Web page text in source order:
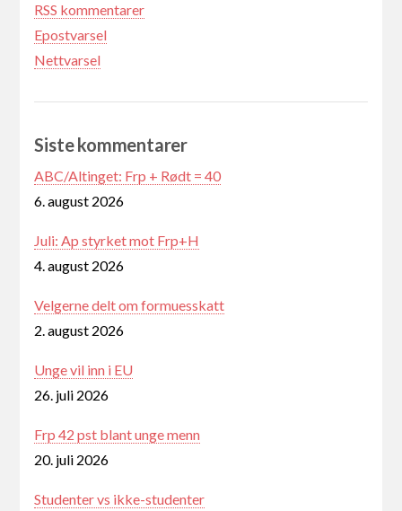
RSS kommentarer
Epostvarsel
Nettvarsel
Siste kommentarer
ABC/Altinget: Frp + Rødt = 40
6. august 2026
Juli: Ap styrket mot Frp+H
4. august 2026
Velgerne delt om formuesskatt
2. august 2026
Unge vil inn i EU
26. juli 2026
Frp 42 pst blant unge menn
20. juli 2026
Studenter vs ikke-studenter